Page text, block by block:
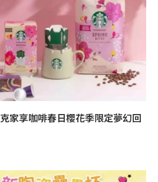
家享咖啡春日櫻花季限定夢幻回